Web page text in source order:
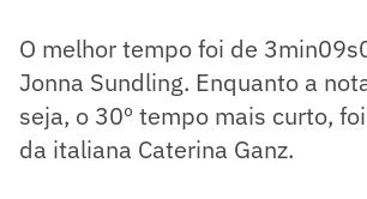
O melhor tempo foi de
Jonna Sundling. Enquanto a
seja, o 30º tempo mais curto,
da italiana Caterina Ganz.